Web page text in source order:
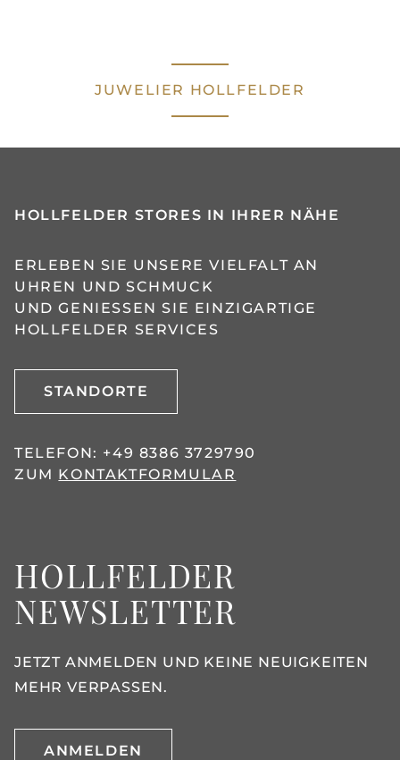
JUWELIER HOLLFELDER
HOLLFELDER STORES IN IHRER NÄHE
ERLEBEN SIE UNSERE VIELFALT AN
UHREN UND SCHMUCK
UND GENIESSEN SIE EINZIGARTIGE H
OLLFELDER SERVICES
STANDORTE
TELEFON: +49 8386 3729790
ZUM KONTAKTFORMULAR
HOLLFELDER
NEWSLETTER
JETZT ANMELDEN UND KEINE NEUIGKEITEN
MEHR VERPASSEN.
ANMELDEN